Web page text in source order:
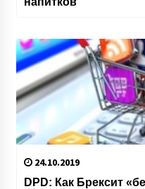
24.10.2019
DPD: Как Брексит